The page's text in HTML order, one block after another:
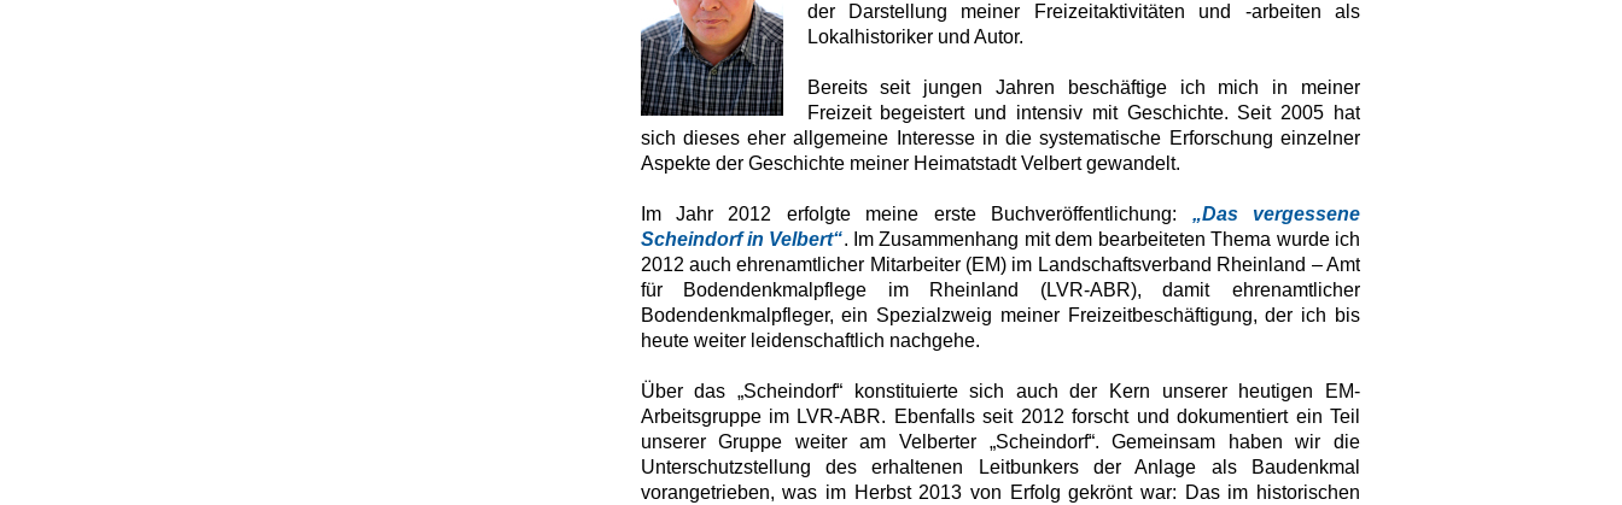
der Darstellung meiner Freizeitaktivitäten und -arbeiten als
Lokalhistoriker und Autor.
Bereits seit jungen Jahren beschäftige ich mich in meiner
Freizeit begeistert und intensiv mit Geschichte. Seit 2005 hat
sich dieses eher allgemeine Interesse in die systematische Erforschung einzelner
Aspekte der Geschichte meiner Heimatstadt Velbert gewandelt.
Im Jahr 2012 erfolgte meine erste Buchveröffentlichung:
„Das vergessene
Scheindorf in Velbert“. Im Zusammenhang mit dem bearbeiteten Thema wurde ich
2012 auch ehrenamtlicher Mitarbeiter (EM) im Landschaftsverband Rheinland – Amt
für Bodendenkmalpflege im Rheinland (LVR-ABR), damit
ehrenamtlicher
Bodendenkmalpfleger, ein Spezialzweig meiner Freizeitbeschäftigung, der ich bis
heute weiter leidenschaftlich nachgehe.
Über das „Scheindorf“ konstituierte sich auch der Kern unserer heutigen EM-
Arbeitsgruppe im LVR-ABR. Ebenfalls seit 2012 forscht und dokumentiert ein Teil
unserer Gruppe weiter am Velberter „Scheindorf“. Gemeinsam haben wir die
Unterschutzstellung des erhaltenen Leitbunkers der Anlage als Baudenkmal
vorangetrieben, was im Herbst 2013 von Erfolg gekrönt war: Das im historischen